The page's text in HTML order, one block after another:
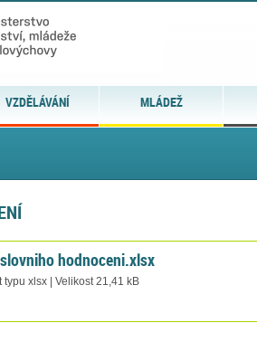
VZDĚLÁVÁNÍ MLÁDEŽ
hodnoceni.xlsx
typu xlsx | Velikost 21,41 kB